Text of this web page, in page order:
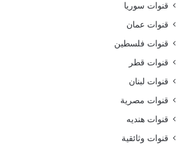
قنوات سوريا
قنوات عمان
قنوات فلسطين
قنوات قطر
قنوات لبنان
قنوات مصرية
قنوات هنديه
قنوات وثائقية